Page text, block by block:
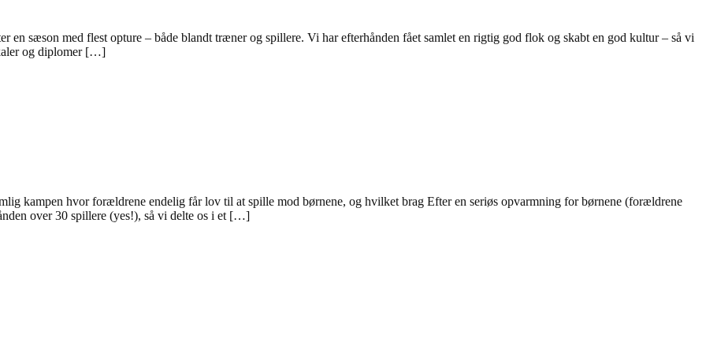
sæson med flest opture – både blandt træner og spillere. Vi har efterhånden fået samlet en rigtig god flok og skabt en god kultur – så vi
og diplomer […]
kampen hvor forældrene endelig får lov til at spille mod børnene, og hvilket brag Efter en seriøs opvarmning for børnene (forældrene
over 30 spillere (yes!), så vi delte os i et […]